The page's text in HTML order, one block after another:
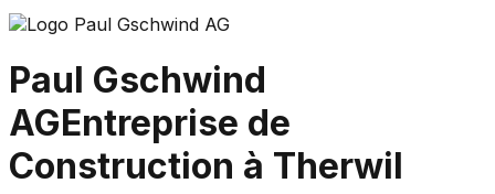
Paul Gschwind
AGEntreprise de
Construction à Therwil